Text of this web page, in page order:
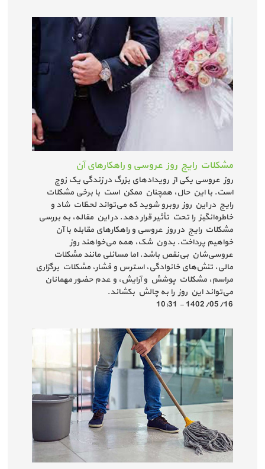
مشکلات رایج روز عروسی و راهکارهای آن
روز عروسی یکی از رویدادهای بزرگ در زندگی یک زوج
است. با این حال، همچنان ممکن است با برخی مشکلات
رایج در این روز روبرو شوید که می‌تواند لحظات شاد و
خاطره‌انگیز را تحت تأثیر قرار دهد. در این مقاله، به بررسی
مشکلات رایج در روز عروسی و راهکارهای مقابله با آن
خواهیم پرداخت. بدون شک، همه می‌خواهند روز
عروسی‌شان بی‌نقص باشد. اما مسائلی مانند مشکلات
مالی، تنش‌های خانوادگی، استرس و فشار، مشکلات برگزاری
مراسم، مشکلات پوشش و آرایش، و عدم حضور مهمانان
می‌تواند این روز را به چالش بکشاند.
1402/05/16 - 10:31